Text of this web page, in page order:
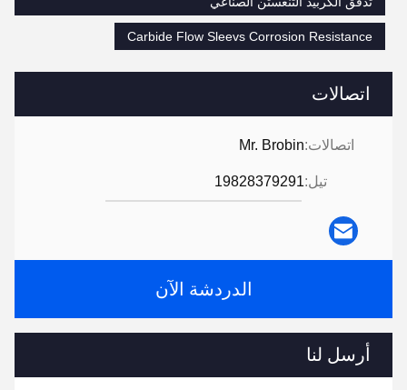
اتصالات
اتصالات:Mr. Brobin
تيل:19828379291
الدردشة الآن
أرسل لنا
Carbide Flow Sleevs Corrosion Resistance